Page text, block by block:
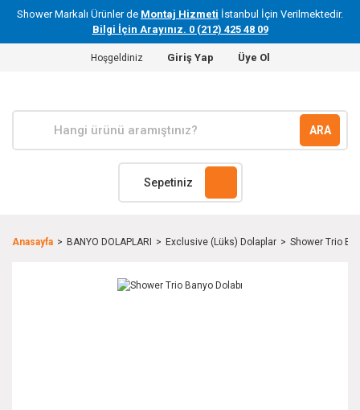
Shower Markalı Ürünler de Montaj Hizmeti İstanbul İçin Verilmektedir.
Bilgi İçin Arayınız. 0 (212) 425 48 09
Hoşgeldiniz Giriş Yap Üye Ol
ARA
Sepetiniz
Anasayfa BANYO DOLAPLARI Exclusive (Lüks) Dolaplar Shower Trio